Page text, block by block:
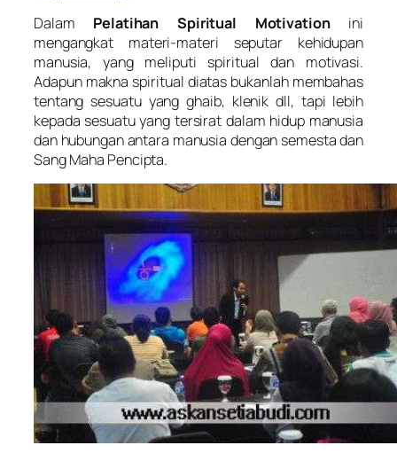
Dalam Pelatihan Spiritual Motivationini
mengangkat materi-materi seputar kehidupan
manusia, yang meliputi spiritual dan motivasi.
Adapun makna spiritual diatas bukanlah membahas
tentang sesuatu yang ghaib, klenik dll, tapi lebih
kepada sesuatu yang tersirat dalam hidup manusia
dan hubungan antara manusia dengan semesta dan
Sang Maha Pencipta.